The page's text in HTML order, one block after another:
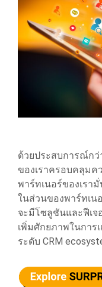
ด้วยประสบการณ์กว่
ของเราครอบคลุมค
พาร์ทเนอร์ของเรา
ในส่วนของพาร์ทเน
จะมีโซลูชันและฟีเ
เพิ่มศักยภาพในกา
ระดับ CRM